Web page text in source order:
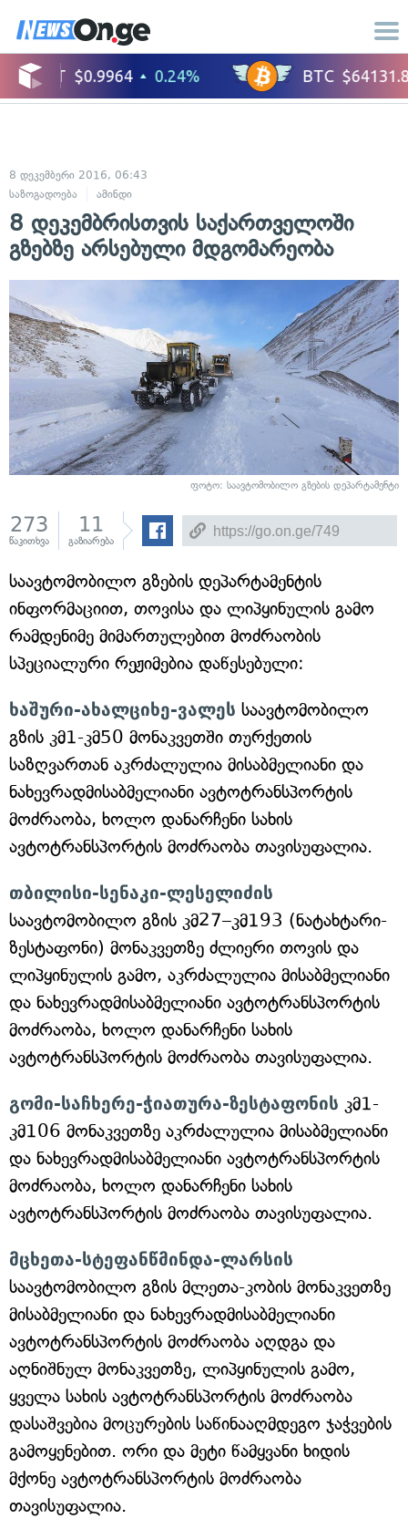
8 დეკემბერი 2016, 06:43
საზოგადოება
ამინდი
8 დეკემბრისთვის საქართველოში
გზებზე არსებული მდგომარეობა
ფოტო: საავტომობილო გზების დეპარტამენტი
273
წაკითხვა
11
გაზიარება
საავტომობილო გზების დეპარტამენტის
ინფორმაციით, თოვისა და ლიპყინულის გამო
რამდენიმე მიმართულებით მოძრაობის
სპეციალური რეჟიმებია დაწესებული:
ხაშური-ახალციხე-ვალეს საავტომობილო
გზის კმ1-კმ50 მონაკვეთში თურქეთის
საზღვართან აკრძალულია მისაბმელიანი და
ნახევრადმისაბმელიანი ავტოტრანსპორტის
მოძრაობა, ხოლო დანარჩენი სახის
ავტოტრანსპორტის მოძრაობა თავისუფალია.
თბილისი-სენაკი-ლესელიძის
საავტომობილო გზის კმ27–კმ193 (ნატახტარი-
ზესტაფონი) მონაკვეთზე ძლიერი თოვის და
ლიპყინულის გამო, აკრძალულია მისაბმელიანი
და ნახევრადმისაბმელიანი ავტოტრანსპორტის
მოძრაობა, ხოლო დანარჩენი სახის
ავტოტრანსპორტის მოძრაობა თავისუფალია.
გომი-საჩხერე-ჭიათურა-ზესტაფონის კმ1-
კმ106 მონაკვეთზე აკრძალულია მისაბმელიანი
და ნახევრადმისაბმელიანი ავტოტრანსპორტის
მოძრაობა, ხოლო დანარჩენი სახის
ავტოტრანსპორტის მოძრაობა თავისუფალია.
მცხეთა-სტეფანწმინდა-ლარსის
საავტომობილო გზის მლეთა-კობის მონაკვეთზე
მისაბმელიანი და ნახევრადმისაბმელიანი
ავტოტრანსპორტის მოძრაობა აღდგა და
აღნიშნულ მონაკვეთზე, ლიპყინულის გამო,
ყველა სახის ავტოტრანსპორტის მოძრაობა
დასაშვებია მოცურების საწინააღმდეგო ჯაჭვების
გამოყენებით. ორი და მეტი წამყვანი ხიდის
მქონე ავტოტრანსპორტის მოძრაობა
თავისუფალია.